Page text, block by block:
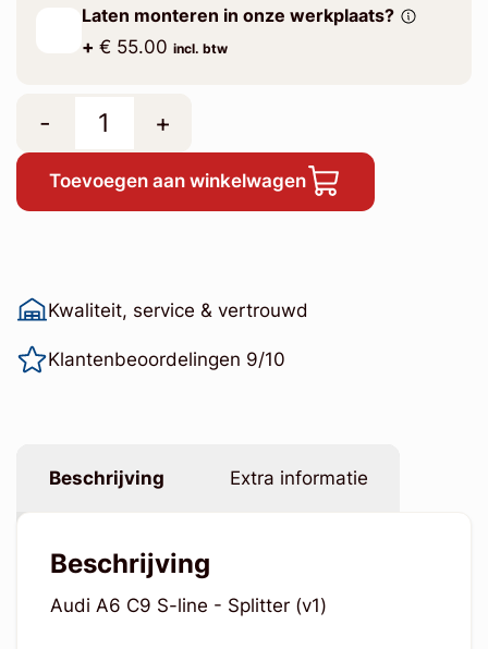
Laten monteren in onze werkplaats?
+ € 55.00 incl. btw
- +
Toevoegen aan winkelwagen
Kwaliteit, service & vertrouwd
Klantenbeoordelingen 9/10
Beschrijving Extra informatie
Beschrijving
Audi A6 C9 S-line - Splitter (v1)